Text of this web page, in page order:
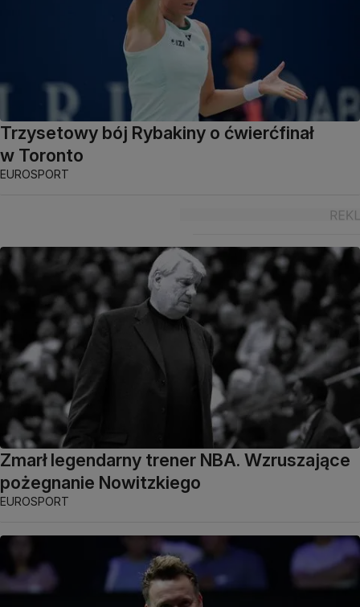
Trzysetowy bój Rybakiny o ćwierćfinał
w Toronto
EUROSPORT
Zmarł legendarny trener NBA. Wzruszające
pożegnanie Nowitzkiego
EUROSPORT